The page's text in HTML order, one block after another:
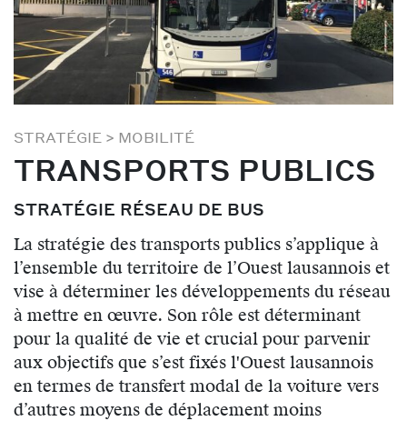
STRATÉGIE > MOBILITÉ
TRANSPORTS PUBLICS
STRATÉGIE RÉSEAU DE BUS
La stratégie des transports publics s’applique à
l’ensemble du territoire de l’Ouest lausannois et
vise à déterminer les développements du réseau
à mettre en œuvre. Son rôle est déterminant
pour la qualité de vie et crucial pour parvenir
aux objectifs que s’est fixés l'Ouest lausannois
en termes de transfert modal de la voiture vers
d’autres moyens de déplacement moins